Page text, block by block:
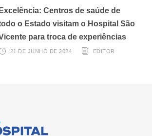
Excelência: Centros de saúde de
o Estado visitam o Hospital São
para troca de experiências
21 DE JUNHO DE 2024 EDITOR